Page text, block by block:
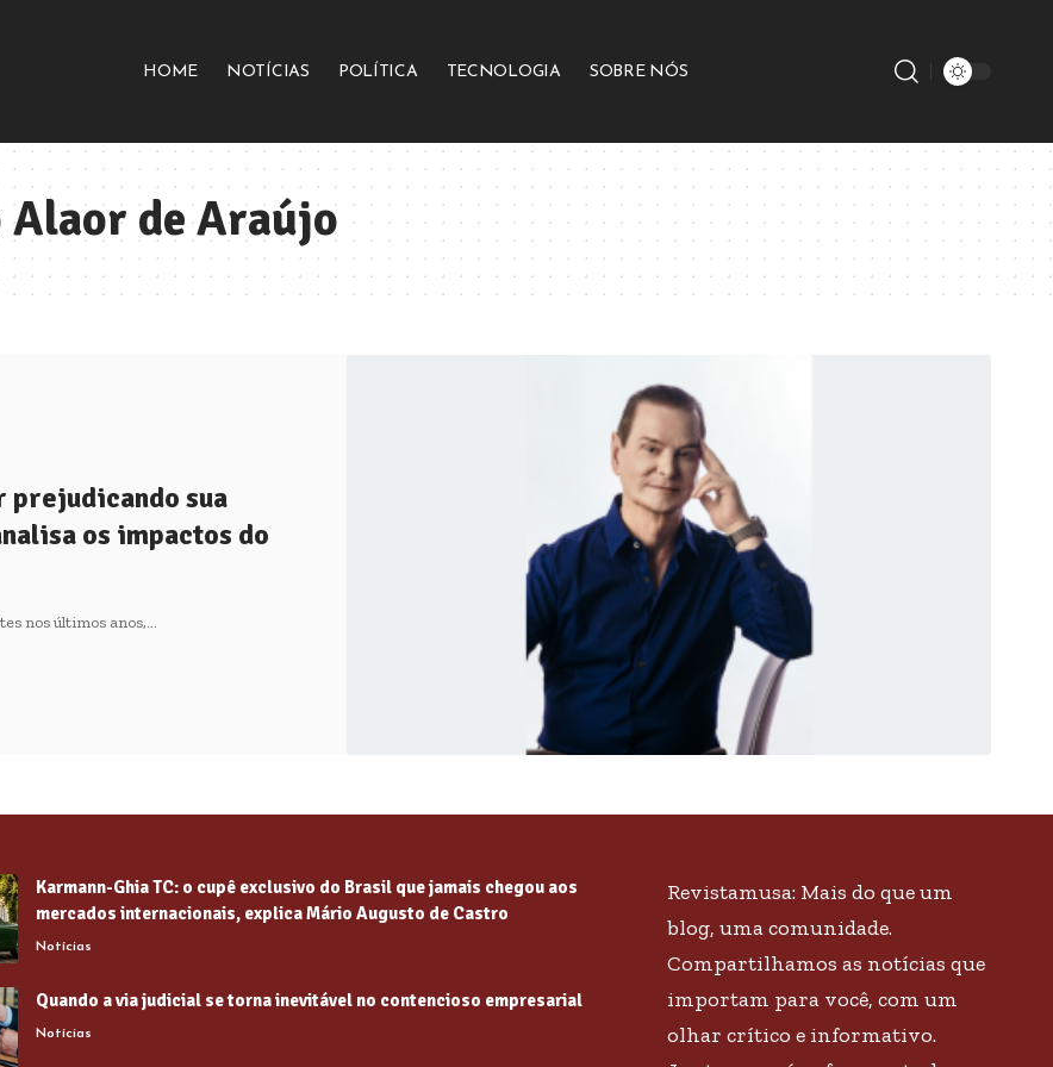
HOME NOTÍCIAS POLÍTICA TECNOLOGIA SOBRE NÓS
de Araújo
prejudicando sua
os impactos do
nos últimos anos,…
Karmann-Ghia TC: o cupê exclusivo do Brasil que jamais chegou aos
mercados internacionais, explica Mário Augusto de Castro
Notícias
Quando a via judicial se torna inevitável no contencioso empresarial
Notícias
Revistamusa: Mais do que um
blog, uma comunidade.
Compartilhamos as notícias que
importam para você, com um
olhar crítico e informativo.